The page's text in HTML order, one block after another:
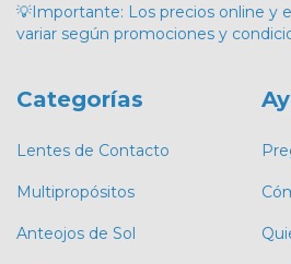
💡Importante: Los precios online y
variar según promociones y
Categorías
Lentes de Contacto
Multipropósitos
Anteojos de Sol